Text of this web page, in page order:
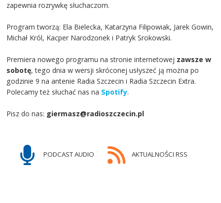
zapewnia rozrywkę słuchaczom.
Program tworzą: Ela Bielecka, Katarzyna Filipowiak, Jarek Gowin,
Michał Król, Kacper Narodzonek i Patryk Srokowski.
Premiera nowego programu na stronie internetowej zawsze w
sobotę, tego dnia w wersji skróconej usłyszeć ją można po
godzinie 9 na antenie Radia Szczecin i Radia Szczecin Extra.
Polecamy też słuchać nas na Spotify.
Pisz do nas: giermasz@radioszczecin.pl
PODCAST AUDIO AKTUALNOŚCI RSS